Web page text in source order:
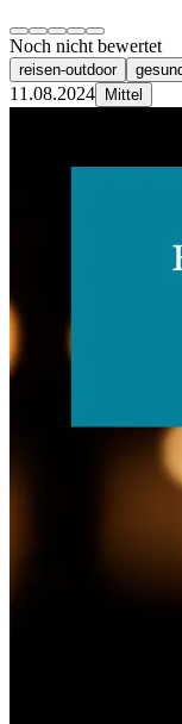
Noch nicht bewertet
reisen-outdoor
11.08.2024 Mittel